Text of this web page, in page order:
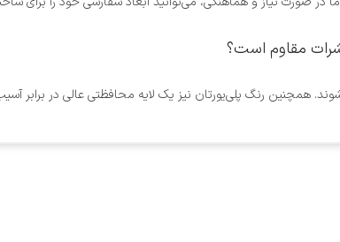
همچنین رنگ پلی‌یورتان نیز یک لایه محافظتی عالی در برابر